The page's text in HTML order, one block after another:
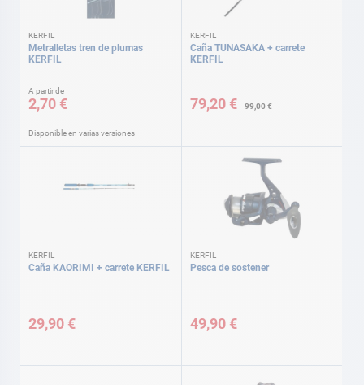
KERFIL
Metralletas tren de plumas
KERFIL
A partir de
2,70 €
Disponible en varias versiones
KERFIL
Caña TUNASAKA + carrete
KERFIL
especial
79,20 € 99,00 €
KERFIL
Caña KAORIMI + carrete KERFIL
29,90 €
KERFIL
Pesca de sostener
49,90 €